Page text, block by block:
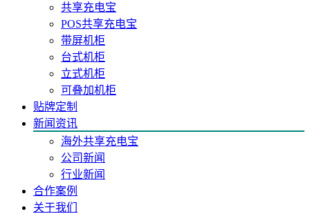
共享充电宝
POS共享充电宝
带屏机柜
台式机柜
立式机柜
可叠加机柜
贴牌定制
新闻资讯
海外共享充电宝
公司新闻
行业新闻
合作案例
关于我们